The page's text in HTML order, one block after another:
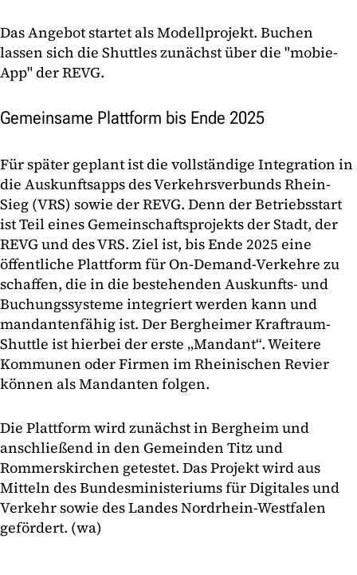
Das Angebot startet als Modellprojekt. Buchen
lassen sich die Shuttles zunächst über die "mobie-
App" der REVG.
Gemeinsame Plattform bis Ende 2025
Für später geplant ist die vollständige Integration in
die Auskunftsapps des Verkehrsverbunds Rhein-
Sieg (VRS) sowie der REVG. Denn der Betriebsstart
ist Teil eines Gemeinschaftsprojekts der Stadt, der
REVG und des VRS. Ziel ist, bis Ende 2025 eine
öffentliche Plattform für On-Demand-Verkehre zu
schaffen, die in die bestehenden Auskunfts- und
Buchungssysteme integriert werden kann und
mandantenfähig ist. Der Bergheimer Kraftraum-
Shuttle ist hierbei der erste „Mandant“. Weitere
Kommunen oder Firmen im Rheinischen Revier
können als Mandanten folgen.
Die Plattform wird zunächst in Bergheim und
anschließend in den Gemeinden Titz und
Rommerskirchen getestet. Das Projekt wird aus
Mitteln des Bundesministeriums für Digitales und
Verkehr sowie des Landes Nordrhein-Westfalen
gefördert. (wa)